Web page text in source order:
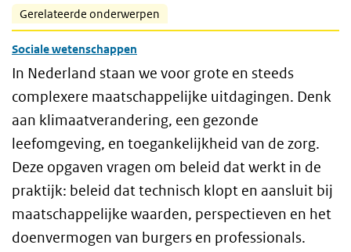
Gerelateerde onderwerpen
Sociale wetenschappen
In Nederland staan we voor grote en steeds
complexere maatschappelijke uitdagingen. Denk
aan klimaatverandering, een gezonde
leefomgeving, en toegankelijkheid van de zorg.
Deze opgaven vragen om beleid dat werkt in de
praktijk: beleid dat technisch klopt en aansluit bij
maatschappelijke waarden, perspectieven en het
doenvermogen van burgers en professionals.